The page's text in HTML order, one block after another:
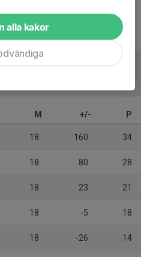
M +/- P
18 160 34
18 80 28
18 23 21
18 -5 18
18 -26 14
alla kakor